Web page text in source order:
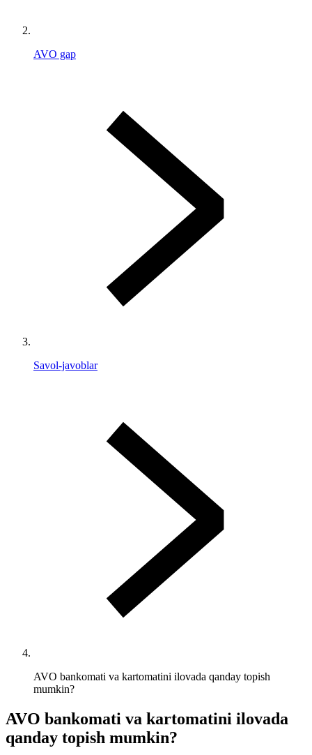
AVO gap
Savol-javoblar
AVO bankomati va kartomatini ilovada qanday topish
mumkin?
AVO bankomati va kartomatini ilovada
qanday topish mumkin?